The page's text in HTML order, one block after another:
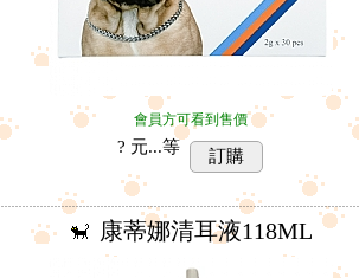
會員方可看到售價
? 元...等 訂購
康蒂娜清耳液118ML